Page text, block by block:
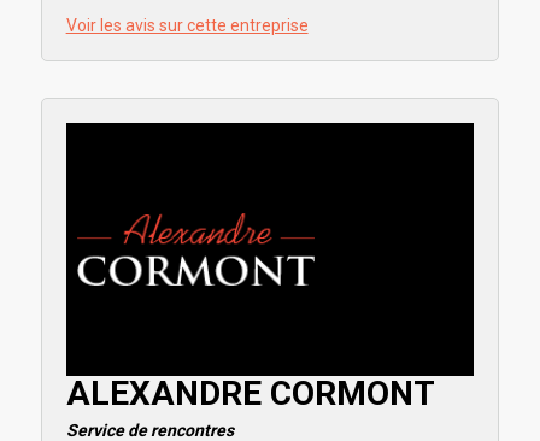
Voir les avis sur cette entreprise
ALEXANDRE CORMONT
Service de rencontres